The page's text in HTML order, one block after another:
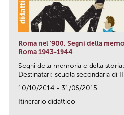
Roma nel '900. Segni della
Roma 1943-1944
Segni della memoria e della
Destinatari: scuola secondaria di
10/10/2014 - 31/05/2015
Itinerario didattico